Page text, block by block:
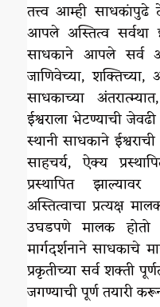
तत्त्व आम्ही
आपले अस्तित्व सर्वथा
साधकाने आपले सर्व
जाणिवेच्या, शक्तिच्या,
साधकाच्या
ईश्वराला भेटण्याची
स्थानी साधकाने
साहचर्य, ऐक्य
प्रस्थापित
अस्तित्वाचा प्रत्यक्ष
उघडपणे मालक
मार्गदर्शनाने साधकाचे
प्रकृतीच्या सर्व शक्ती
जगण्याची पूर्ण तयारी